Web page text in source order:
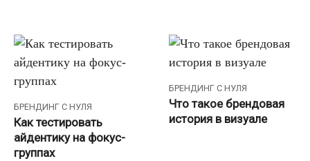
БРЕНДИНГ С НУЛЯ
Как тестировать
айдентику на фокус-
группах
БРЕНДИНГ С НУЛЯ
Что такое брендовая
история в визуале